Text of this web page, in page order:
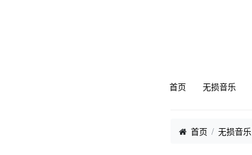
首页 无损音乐
首页 无损音乐